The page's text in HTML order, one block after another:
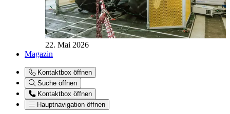
22. Mai 2026
Magazin
Kontaktbox öffnen
Suche öffnen
Kontaktbox öffnen
Hauptnavigation öffnen